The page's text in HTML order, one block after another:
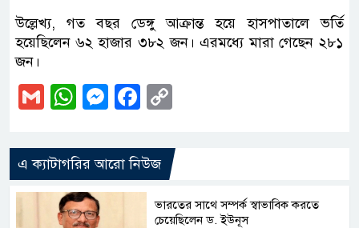
উল্লেখ্য, গত বছর ডেঙ্গু আক্রান্ত হয়ে হাসপাতালে ভর্তি
হয়েছিলেন ৬২ হাজার ৩৮২ জন। এরমধ্যে মারা গেছেন ২৮১
জন।
GmailWhatsApp
Messenger
Facebook
এ ক্যাটাগরির আরো নিউজ
ভারতের সাথে সম্পর্ক স্বাভাবিক করতে
চেয়েছিলেন ড. ইউনূস